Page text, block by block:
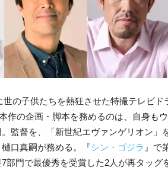
世の子供たちを熱狂させた特撮テレビ
作の企画・脚本を務めるのは、自身も
監督を、「新世紀エヴァンゲリオン」
口真嗣が務める。『シン・ゴジラ 』で
部門で最優秀を受賞した2人が再タッグ